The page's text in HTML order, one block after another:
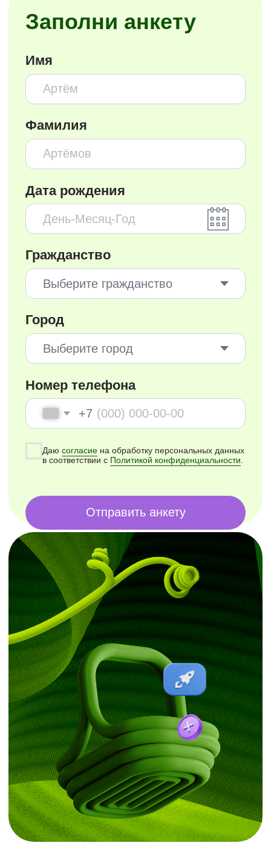
Внешний новостной канал «Х5
Внутренние каналы для
Сборщиков
*Указан максимальный уровень дохода, он может
отличаться в зависимости от количества
выполненных заказов, региона и продолжительности
слота.
**Точную сумму бонуса на своем дарксторе можно
узнатьздесь
Сборщикам
Курьерам
Студентам
Автокурьер